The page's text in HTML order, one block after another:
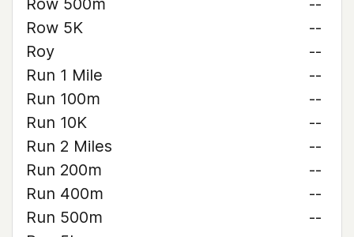
Row 500m
--
Row 5K
--
Roy
--
Run 1 Mile
--
Run 100m
--
Run 10K
--
Run 2 Miles
--
Run 200m
--
Run 400m
--
Run 500m
--